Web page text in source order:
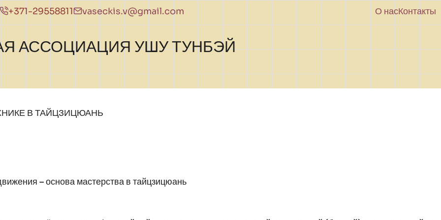
+371-29558811 vaseckis.v@gmail.com О насКонтакты
АССОЦИАЦИЯ УШУ ТУНБЭЙ
В ТАЙЦЗИЦЮАНЬ
– основа мастерства в тайцзицюань